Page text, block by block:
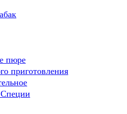
пюре
приготовления